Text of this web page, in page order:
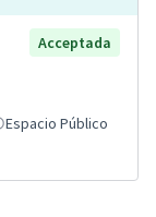
Acceptada
Espacio Público